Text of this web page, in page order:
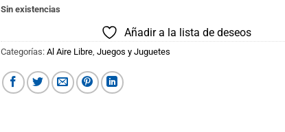
Sin existencias
Añadir a la lista de deseos
Categorías: Al Aire Libre, Juegos y Juguetes